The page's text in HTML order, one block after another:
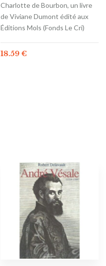
Charlotte de Bourbon, un livre
de Viviane Dumont édité aux
Éditions Mols (Fonds Le Cri)
18.59 €